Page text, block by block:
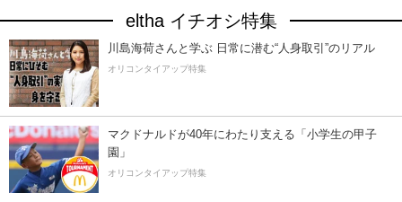
eltha イチオシ特集
川島海荷さんと学ぶ 日常に潜む“人身取引”のリアル
オリコンタイアップ特集
マクドナルドが40年にわたり支える「小学生の甲子
園」
オリコンタイアップ特集